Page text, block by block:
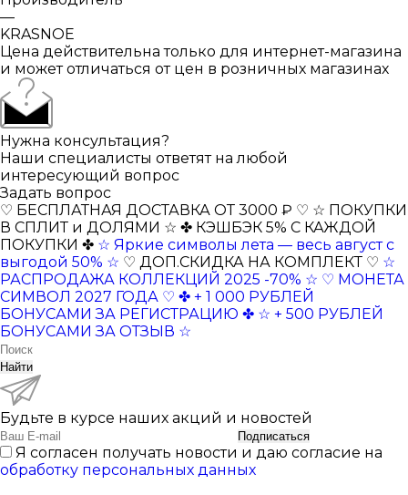
—
KRASNOE
Цена действительна только для интернет-магазина
и может отличаться от цен в розничных магазинах
Нужна консультация?
Наши специалисты ответят на любой
интересующий вопрос
Задать вопрос
♡ БЕСПЛАТНАЯ ДОСТАВКА ОТ 3000 ₽ ♡ ☆ ПОКУПКИ
В СПЛИТ и ДОЛЯМИ ☆ ✤ КЭШБЭК 5% С КАЖДОЙ
ПОКУПКИ ✤ ☆ Яркие символы лета — весь август с
выгодой 50% ☆ ♡ ДОП.СКИДКА НА КОМПЛЕКТ ♡ ☆
РАСПРОДАЖА КОЛЛЕКЦИЙ 2025 -70% ☆ ♡ МОНЕТА
СИМВОЛ 2027 ГОДА ♡ ✤ + 1 000 РУБЛЕЙ
БОНУСАМИ ЗА РЕГИСТРАЦИЮ ✤ ☆ + 500 РУБЛЕЙ
БОНУСАМИ ЗА ОТЗЫВ ☆
Найти
Будьте в курсе наших акций и новостей
Подписаться
Я согласен получать новости и даю согласие на
обработку персональных данных